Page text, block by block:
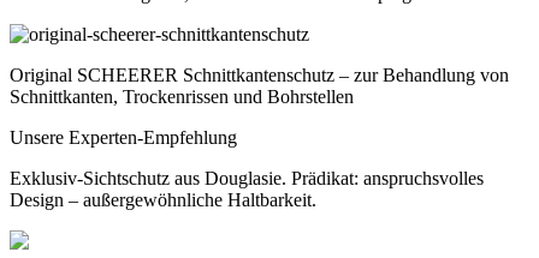
Original SCHEERER Schnittkantenschutz – zur Behandlung von
Schnittkanten, Trockenrissen und Bohrstellen
Unsere Experten-Empfehlung
Exklusiv-Sichtschutz aus Douglasie. Prädikat: anspruchsvolles
Design – außergewöhnliche Haltbarkeit.